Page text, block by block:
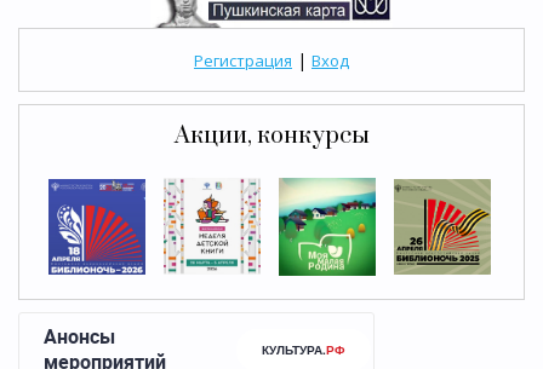
Регистрация | Вход
Акции, конкурсы